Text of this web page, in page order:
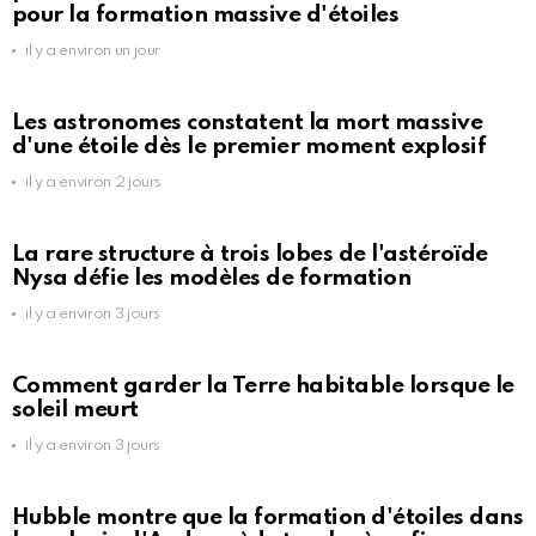
pour la formation massive d'étoiles
il y a environ un jour
Les astronomes constatent la mort massive
d'une étoile dès le premier moment explosif
il y a environ 2 jours
La rare structure à trois lobes de l'astéroïde
Nysa défie les modèles de formation
il y a environ 3 jours
Comment garder la Terre habitable lorsque le
soleil meurt
il y a environ 3 jours
Hubble montre que la formation d'étoiles dans